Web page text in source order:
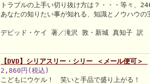
トラブルの上手い切り抜け方は？・・・等々、
あなたの知りたい事が知れる、知識とノウハウの
デビッド・ケイ 著／滝沢 敦・新城 真知子
【DVD】シリアスリー・シリー ＜メール便可＞
2,860円(税込)
こどもにウケル！ 笑いと手品で盛り上がる！